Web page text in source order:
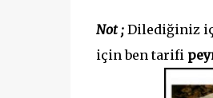
Not ; Dilediğiniz
için ben tarifi